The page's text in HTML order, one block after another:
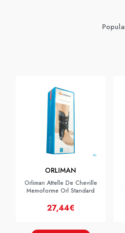
ORLIMAN
Orliman Attelle De Cheville
Memoforme Orl Standard
27,44€